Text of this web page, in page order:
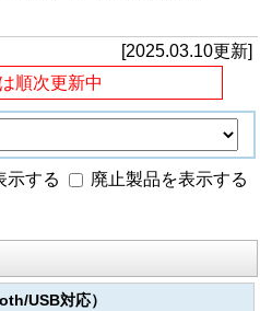
[2025.03.10更新]
順次更新中
示する 廃止製品を表示する
USB対応）